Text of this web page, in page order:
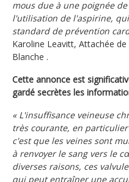
mous due à une poignée
l'utilisation de l'aspirine,
standard de prévention
Karoline Leavitt, Attachée
Blanche .
Cette annonce est
gardé secrètes les
« L'insuffisance veineuse
très courante, en particulier
c'est que les veines sont
à renvoyer le sang vers le
diverses raisons, ces
qui peut entraîner une